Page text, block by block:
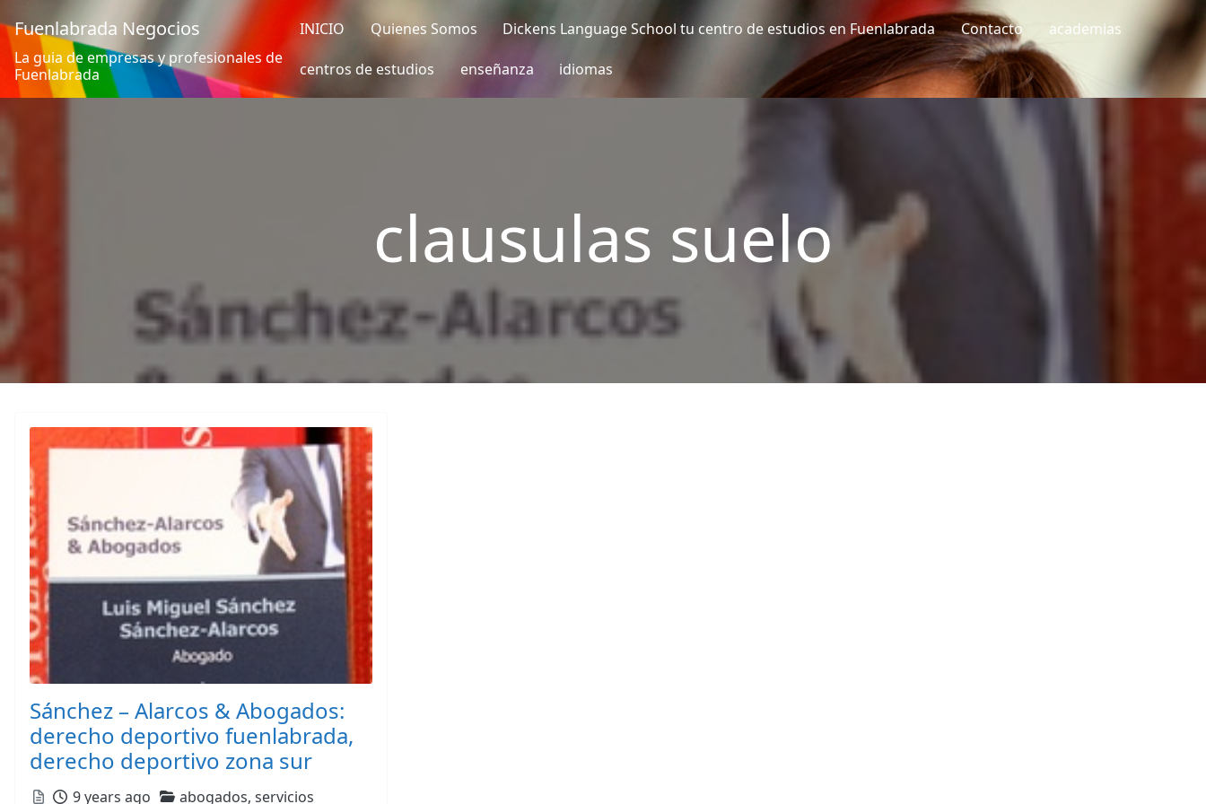
Fuenlabrada Negocios
La guia de empresas y profesionales de
Fuenlabrada
INICIO Quienes Somos Dickens Language School tu centro de estudios en Fuenlabrada Contacto academias
centros de estudios enseñanza idiomas
clausulas suelo
Sánchez – Alarcos & Abogados:
derecho deportivo fuenlabrada,
derecho deportivo zona sur
Posted
9 years ago Categories
abogados, servicios